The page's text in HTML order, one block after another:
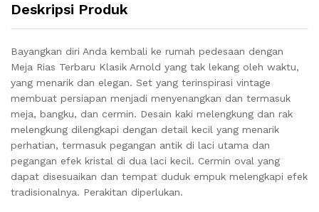
Deskripsi Produk
Bayangkan diri Anda kembali ke rumah pedesaan dengan
Meja Rias Terbaru Klasik Arnold yang tak lekang oleh waktu,
yang menarik dan elegan. Set yang terinspirasi vintage
membuat persiapan menjadi menyenangkan dan termasuk
meja, bangku, dan cermin. Desain kaki melengkung dan rak
melengkung dilengkapi dengan detail kecil yang menarik
perhatian, termasuk pegangan antik di laci utama dan
pegangan efek kristal di dua laci kecil. Cermin oval yang
dapat disesuaikan dan tempat duduk empuk melengkapi efek
tradisionalnya. Perakitan diperlukan.